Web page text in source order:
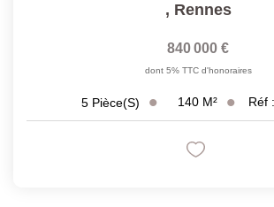
, Rennes
840 000 €
dont 5% TTC d'honoraires
5 Pièce(s) 140 M² Réf :